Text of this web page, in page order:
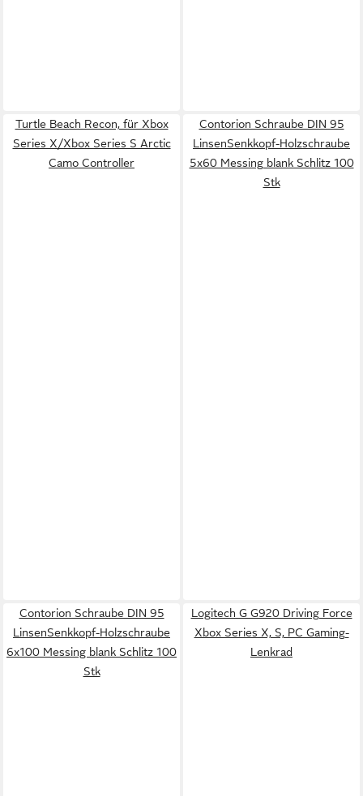
Turtle Beach Recon, für Xbox
Series X/Xbox Series S Arctic
Camo Controller
Contorion Schraube DIN 95
LinsenSenkkopf-Holzschraube
5x60 Messing blank Schlitz 100
Stk
Contorion Schraube DIN 95
LinsenSenkkopf-Holzschraube
6x100 Messing blank Schlitz 100
Stk
Logitech G G920 Driving Force
Xbox Series X, S, PC Gaming-
Lenkrad